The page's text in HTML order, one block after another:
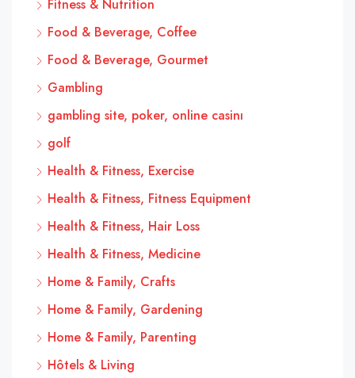
Fitness & Nutrition
Food & Beverage, Coffee
Food & Beverage, Gourmet
Gambling
gambling site, poker, online casinı
golf
Health & Fitness, Exercise
Health & Fitness, Fitness Equipment
Health & Fitness, Hair Loss
Health & Fitness, Medicine
Home & Family, Crafts
Home & Family, Gardening
Home & Family, Parenting
Hôtels & Living